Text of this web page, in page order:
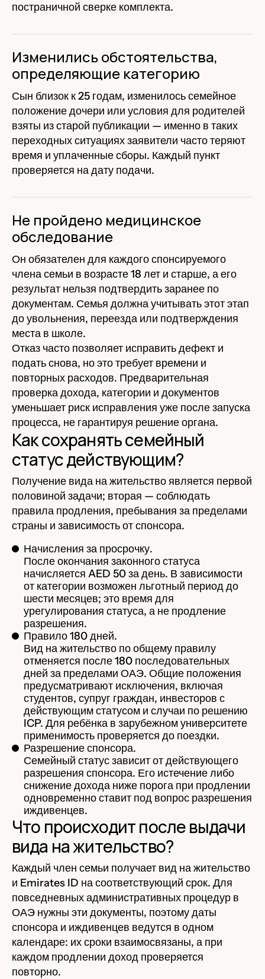
постраничной сверке комплекта.
Изменились обстоятельства,
определяющие категорию
Сын близок к 25 годам, изменилось семейное
положение дочери или условия для родителей
взяты из старой публикации — именно в таких
переходных ситуациях заявители часто теряют
время и уплаченные сборы. Каждый пункт
проверяется на дату подачи.
Не пройдено медицинское
обследование
Он обязателен для каждого спонсируемого
члена семьи в возрасте 18 лет и старше, а его
результат нельзя подтвердить заранее по
документам. Семья должна учитывать этот этап
до увольнения, переезда или подтверждения
места в школе.
Отказ часто позволяет исправить дефект и
подать снова, но это требует времени и
повторных расходов. Предварительная
проверка дохода, категории и документов
уменьшает риск исправления уже после запуска
процесса, не гарантируя решение органа.
Как сохранять семейный
статус действующим?
Получение вида на жительство является первой
половиной задачи; вторая — соблюдать
правила продления, пребывания за пределами
страны и зависимость от спонсора.
Начисления за просрочку.
После окончания законного статуса
начисляется AED 50 за день. В зависимости
от категории возможен льготный период до
шести месяцев; это время для
урегулирования статуса, а не продление
разрешения.
Правило 180 дней.
Вид на жительство по общему правилу
отменяется после 180 последовательных
дней за пределами ОАЭ. Общие положения
предусматривают исключения, включая
студентов, супруг граждан, инвесторов с
действующим статусом и случаи по решению
ICP. Для ребёнка в зарубежном университете
применимость проверяется до поездки.
Разрешение спонсора.
Семейный статус зависит от действующего
разрешения спонсора. Его истечение либо
снижение дохода ниже порога при продлении
одновременно ставит под вопрос разрешения
иждивенцев.
Что происходит после выдачи
вида на жительство?
Каждый член семьи получает вид на жительство
и Emirates ID на соответствующий срок. Для
повседневных административных процедур в
ОАЭ нужны эти документы, поэтому даты
спонсора и иждивенцев ведутся в одном
календаре: их сроки взаимосвязаны, а при
каждом продлении доход проверяется
повторно.